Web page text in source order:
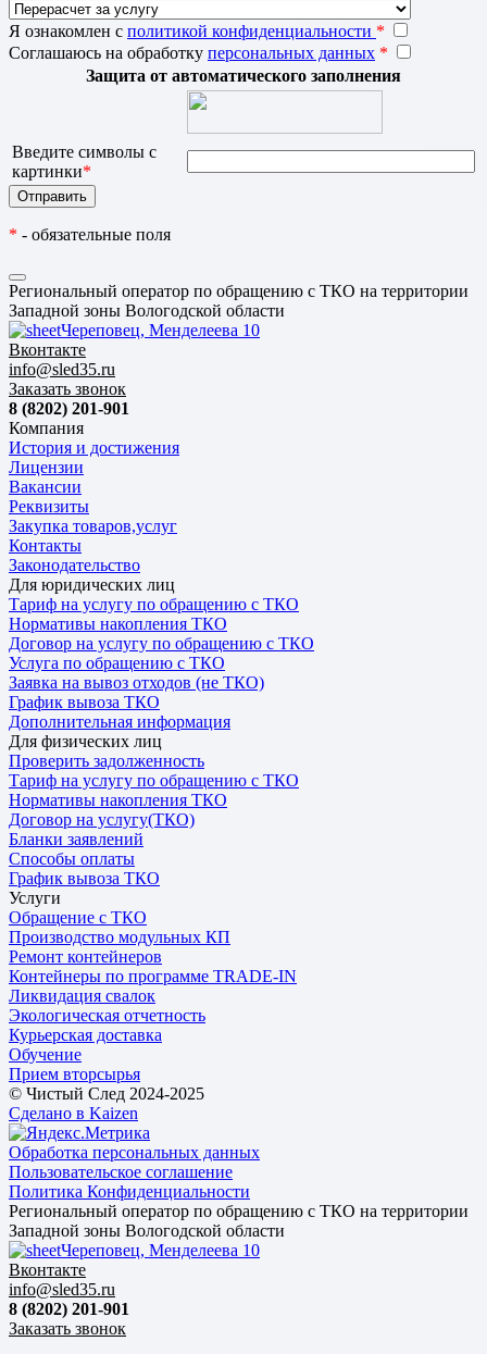
Я ознакомлен с политикой конфиденциальности *
Соглашаюсь на обработку персональных данных *
Защита от автоматического заполнения
Введите символы с
картинки*
* - обязательные поля
Региональный оператор по обращению с ТКО на территории
Западной зоны Вологодской области
Череповец, Менделеева 10
Вконтакте
info@sled35.ru
Заказать звонок
8 (8202) 201-901
Компания
История и достижения
Лицензии
Вакансии
Реквизиты
Закупка товаров,услуг
Контакты
Законодательство
Для юридических лиц
Тариф на услугу по обращению с ТКО
Нормативы накопления ТКО
Договор на услугу по обращению с ТКО
Услуга по обращению с ТКО
Заявка на вывоз отходов (не ТКО)
График вывоза ТКО
Дополнительная информация
Для физических лиц
Проверить задолженность
Тариф на услугу по обращению с ТКО
Нормативы накопления ТКО
Договор на услугу(ТКО)
Бланки заявлений
Способы оплаты
График вывоза ТКО
Услуги
Обращение с ТКО
Производство модульных КП
Ремонт контейнеров
Контейнеры по программе TRADE-IN
Ликвидация свалок
Экологическая отчетность
Курьерская доставка
Обучение
Прием вторсырья
© Чистый След 2024-2025
Сделано в Kaizen
Обработка персональных данных
Пользовательское соглашение
Политика Конфиденциальности
Региональный оператор по обращению с ТКО на территории
Западной зоны Вологодской области
Череповец, Менделеева 10
Вконтакте
info@sled35.ru
8 (8202) 201-901
Заказать звонок